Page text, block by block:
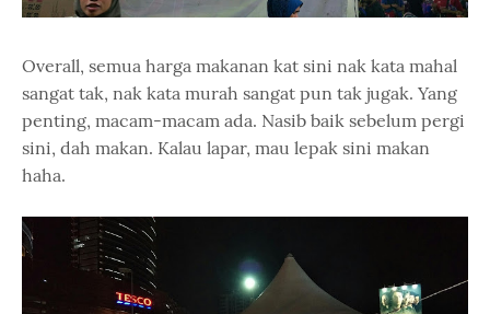
Overall, semua harga makanan kat sini nak kata mahal
sangat tak, nak kata murah sangat pun tak jugak. Yang
penting, macam-macam ada. Nasib baik sebelum pergi
sini, dah makan. Kalau lapar, mau lepak sini makan
haha.